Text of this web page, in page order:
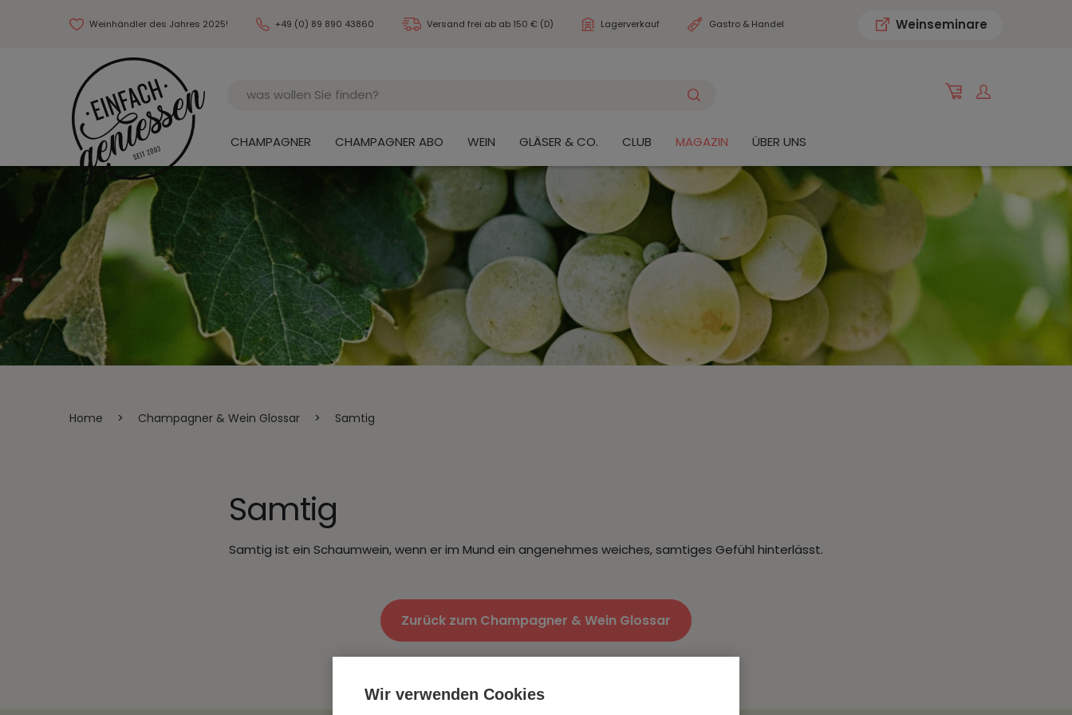
Weinhändler des Jahres 2025! +49 (0) 89 890 43860 Versand frei ab ab 150 € (D) Lagerverkauf Gastro & Handel Weinseminare
CHAMPAGNER CHAMPAGNER ABO WEIN GLÄSER & CO. CLUB MAGAZIN ÜBER UNS
Home > Champagner & Wein Glossar > Samtig
Samtig
Samtig ist ein Schaumwein, wenn er im Mund ein angenehmes weiches, samtiges Gefühl hinterlässt.
Zurück zum Champagner & Wein Glossar
Wir verwenden Cookies